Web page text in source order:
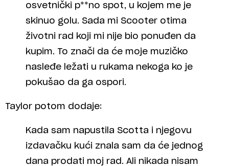
osvetnički p**no spot, u kojem me je
skinuo golu. Sada mi Scooter otima
životni rad koji mi nije bio ponuđen da
kupim. To znači da će moje muzičko
nasleđe ležati u rukama nekoga ko je
pokušao da ga ospori.
Taylor potom dodaje:
Kada sam napustila Scotta i njegovu
izdavačku kući znala sam da će jednog
dana prodati moj rad. Ali nikada nisam